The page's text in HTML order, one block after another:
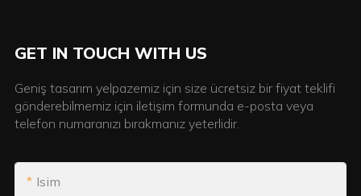
GET IN TOUCH WITH US
Geniş tasarım yelpazemiz için size ücretsiz bir fiyat teklifi
gönderebilmemiz için iletişim formunda e-posta veya
telefon numaranızı bırakmanız yeterlidir.
Isim